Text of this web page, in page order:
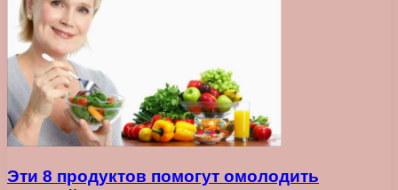
Эти 8 продуктов помогут омолодить